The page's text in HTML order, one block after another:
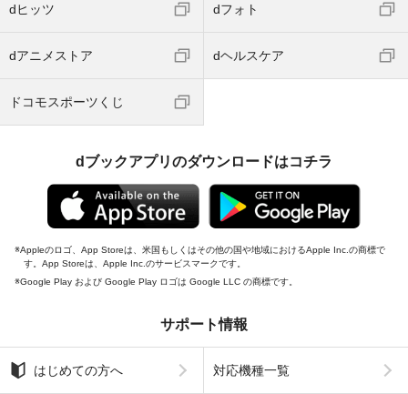
dヒッツ dフォト
dアニメストア dヘルスケア
ドコモスポーツくじ
dブックアプリのダウンロードはコチラ
Appleのロゴ、App Storeは、米国もしくはその他の国や地域におけるApple Inc.の商標で
す。App Storeは、Apple Inc.のサービスマークです。
Google Play および Google Play ロゴは Google LLC の商標です。
サポート情報
はじめての方へ 対応機種一覧